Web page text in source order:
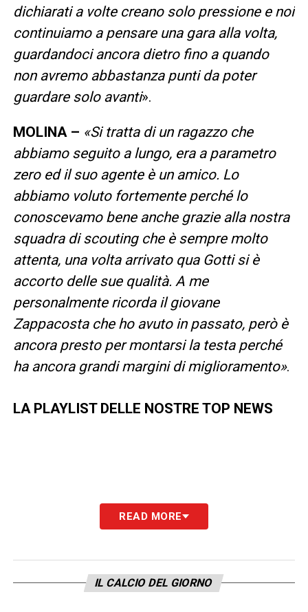
dichiarati a volte creano solo pressione e noi
continuiamo a pensare una gara alla volta,
guardandoci ancora dietro fino a quando
non avremo abbastanza punti da poter
guardare solo avanti».
MOLINA – «Si tratta di un ragazzo che
abbiamo seguito a lungo, era a parametro
zero ed il suo agente è un amico. Lo
abbiamo voluto fortemente perché lo
conoscevamo bene anche grazie alla nostra
squadra di scouting che è sempre molto
attenta, una volta arrivato qua Gotti si è
accorto delle sue qualità. A me
personalmente ricorda il giovane
Zappacosta che ho avuto in passato, però è
ancora presto per montarsi la testa perché
ha ancora grandi margini di miglioramento».
LA PLAYLIST DELLE NOSTRE TOP NEWS
READ MORE
IL CALCIO DEL GIORNO